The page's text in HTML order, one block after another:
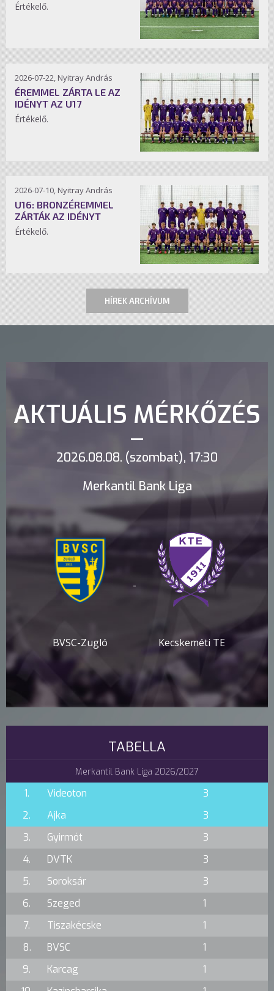
Értékelő.
2026-07-22, Nyitray András
ÉREMMEL ZÁRTA LE AZ
IDÉNYT AZ U17
Értékelő.
2026-07-10, Nyitray András
U16: BRONZÉREMMEL
ZÁRTÁK AZ IDÉNYT
Értékelő.
HÍREK ARCHÍVUM
AKTUÁLIS MÉRKŐZÉS
2026.08.08. (szombat), 17:30
Merkantil Bank Liga
BVSC-Zugló
-
Kecskeméti TE
TABELLA
Merkantil Bank Liga 2026/2027
1. Videoton
3
2.
Ajka
3
3.
Gyirmót
3
4.
DVTK
3
5.
Soroksár
3
6.
Szeged
1
7.
Tiszakécske
1
8.
BVSC
1
9.
Karcag
1